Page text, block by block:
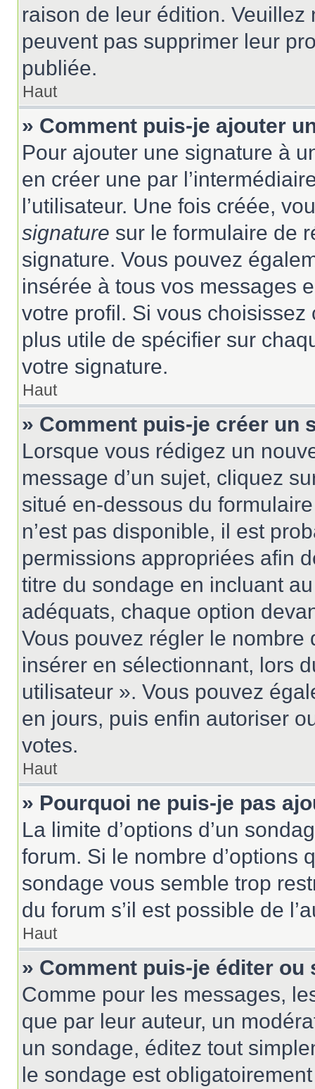
raison de leur édition.
peuvent pas supprimer leur
publiée.
Haut
» Comment puis-je ajouter
Pour ajouter une signature à
en créer une par
l’utilisateur. Une fois créée,
signature sur le formulaire de
signature. Vous pouvez
insérée à tous vos messages
votre profil. Si vous
plus utile de spécifier sur
votre signature.
Haut
» Comment puis-je créer un
Lorsque vous rédigez un
message d’un sujet, cliquez
situé en-dessous du
n’est pas disponible, il est
permissions appropriées afin
titre du sondage en incluant
adéquats, chaque option
Vous pouvez régler le nombre
insérer en sélectionnant, lors
utilisateur ». Vous pouvez
en jours, puis enfin autoriser
votes.
Haut
» Pourquoi ne puis-je pas
La limite d’options d’un
forum. Si le nombre d’options
sondage vous semble trop
du forum s’il est possible de
Haut
» Comment puis-je éditer
Comme pour les messages,
que par leur auteur, un
un sondage, éditez tout
le sondage est